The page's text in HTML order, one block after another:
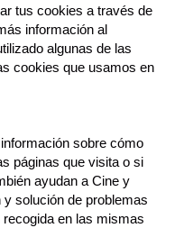
tus cookies a través de
información al
algunas de las
cookies que usamos en
sobre cómo
páginas que visita o si
ayudan a Cine y
solución de problemas
en las mismas